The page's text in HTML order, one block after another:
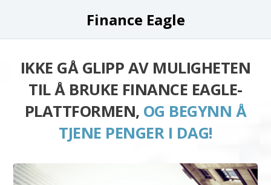
Finance Eagle
IKKE GÅ GLIPP AV MULIGHETEN
TIL Å BRUKE FINANCE EAGLE-
PLATTFORMEN, OG BEGYNN Å
TJENE PENGER I DAG!